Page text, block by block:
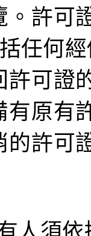
許可
任何
許可證
有原有
的許可